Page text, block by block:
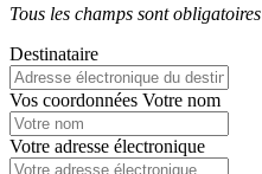
Tous les champs sont obligatoires
Destinataire
Vos coordonnées Votre nom
Votre adresse électronique